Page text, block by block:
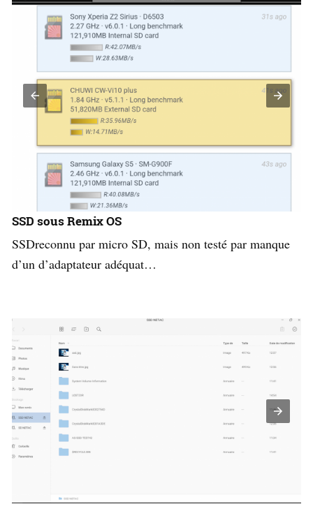
SSD sous Remix OS
SSDreconnu par micro SD, mais non testé par manque
d’un d’adaptateur adéquat…